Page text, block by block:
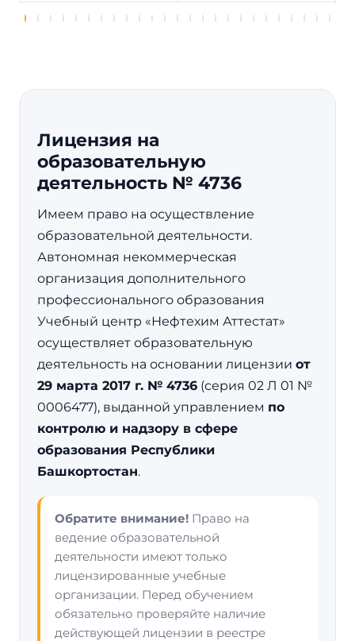
Лицензия на
образовательную
деятельность № 4736
Имеем право на осуществление
образовательной деятельности.
Автономная некоммерческая
организация дополнительного
профессионального образования
Учебный центр «Нефтехим Аттестат»
осуществляет образовательную
деятельность на основании лицензии от
29 марта 2017 г. № 4736 (серия 02 Л 01 №
0006477), выданной управлением по
контролю и надзору в сфере
образования Республики
Башкортостан.
Обратите внимание! Право на
ведение образовательной
деятельности имеют только
лицензированные учебные
организации. Перед обучением
обязательно проверяйте наличие
действующей лицензии в реестре